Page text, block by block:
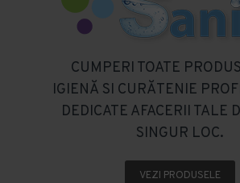
CUMPERI TOATE
IGIENĂ SI CURĂTENIE
DEDICATE AFACERII TALE
SINGUR LOC.
VEZI PRODUSELE